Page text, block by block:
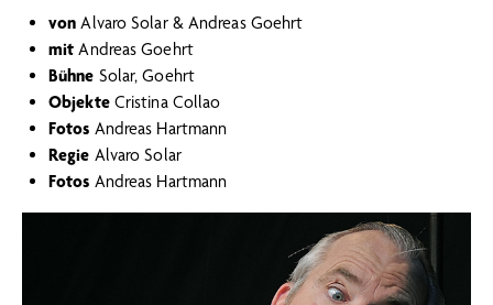
von Alvaro Solar & Andreas Goehrt
mit Andreas Goehrt
Bühne Solar, Goehrt
ObjekteCristina Collao
Fotos Andreas Hartmann
Regie Alvaro Solar
Fotos Andreas Hartmann